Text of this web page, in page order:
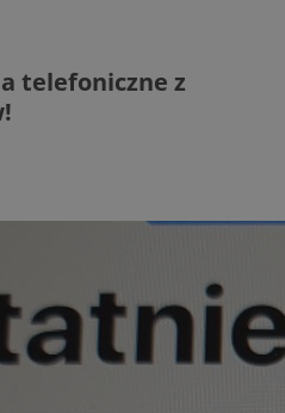
telefoniczne z